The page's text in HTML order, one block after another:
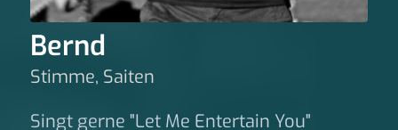
Bernd
Stimme, Saiten
Singt gerne "Let Me Entertain You"